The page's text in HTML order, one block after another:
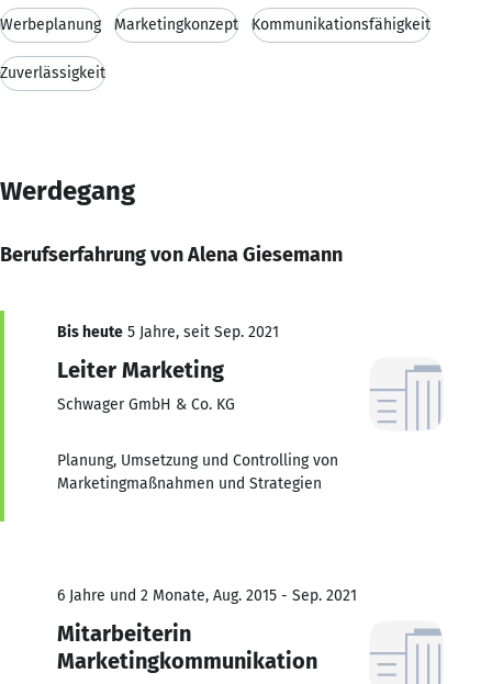
Werbeplanung Marketingkonzept Kommunikationsfähigkeit
Zuverlässigkeit
Werdegang
Berufserfahrung von Alena Giesemann
Bis heute 5 Jahre, seit Sep. 2021
Leiter Marketing
Schwager GmbH & Co. KG
Planung, Umsetzung und Controlling von
Marketingmaßnahmen und Strategien
6 Jahre und 2 Monate, Aug. 2015 - Sep. 2021
Mitarbeiterin
Marketingkommunikation